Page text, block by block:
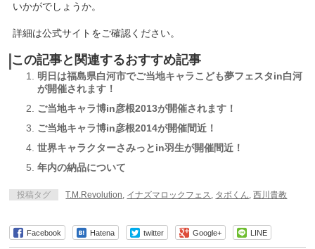
いかがでしょうか。
詳細は公式サイト をご確認ください。
この記事と関連するおすすめ記事
明日は福島県白河市でご当地キャラこども夢フェスタin白河
が開催されます！
ご当地キャラ博in彦根2013が開催されます！
ご当地キャラ博in彦根2014が開催間近！
世界キャラクターさみっとin羽生が開催間近！
年内の納品について
投稿タグ T.M.Revolution, イナズマロックフェス, タボくん,西川貴教
Facebook Hatena twitter Google+ LINE